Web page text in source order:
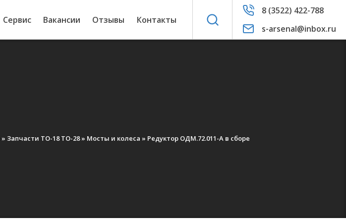
Сервис Вакансии Отзывы Контакты
8 (3522) 422-788
s-arsenal@inbox.ru
» Запчасти ТО-18 ТО-28» Мосты и колеса » Редуктор ОДМ.72.011-А в сборе